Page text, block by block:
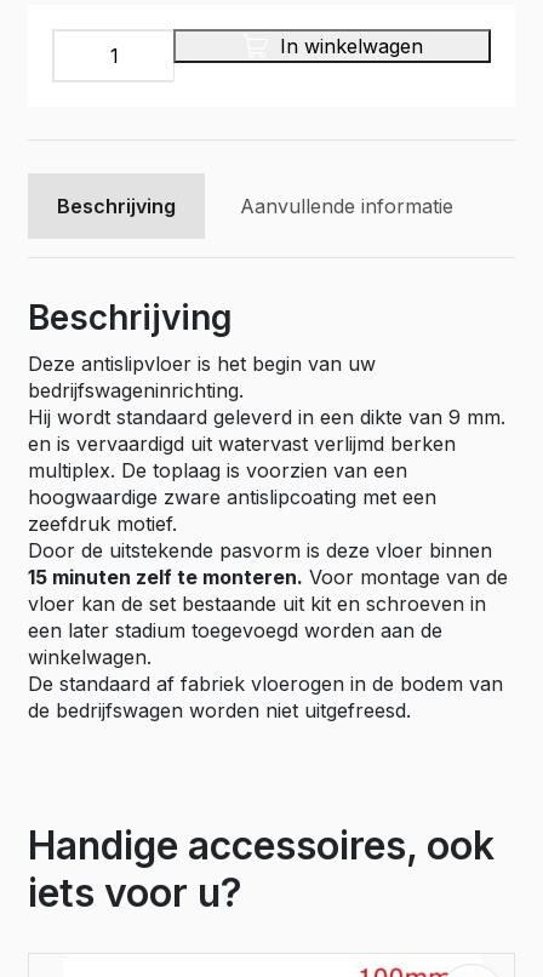
Laadvloer
multiplex
grijs
aantal
In winkelwagen
Beschrijving Aanvullende informatie
Beschrijving
Deze antislipvloer is het begin van uw
bedrijfswageninrichting.
Hij wordt standaard geleverd in een dikte van 9 mm.
en is vervaardigd uit watervast verlijmd berken
multiplex. De toplaag is voorzien van een
hoogwaardige zware antislipcoating met een
zeefdruk motief.
Door de uitstekende pasvorm is deze vloer binnen
15 minuten zelf te monteren. Voor montage van de
vloer kan de set bestaande uit kit en schroeven in
een later stadium toegevoegd worden aan de
winkelwagen.
De standaard af fabriek vloerogen in de bodem van
de bedrijfswagen worden niet uitgefreesd.
Handige accessoires, ook
iets voor u?